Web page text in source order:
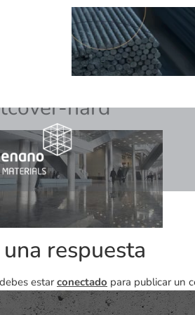
hard
respuesta
estar conectado para publicar un